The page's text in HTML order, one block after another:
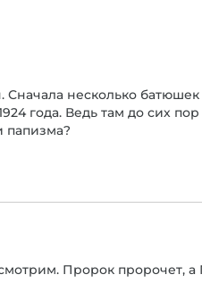
Сначала несколько
года. Ведь там до сих
папизма?
Пророк пророчет, а